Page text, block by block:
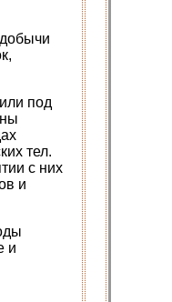
под
тел.
с них
и
и